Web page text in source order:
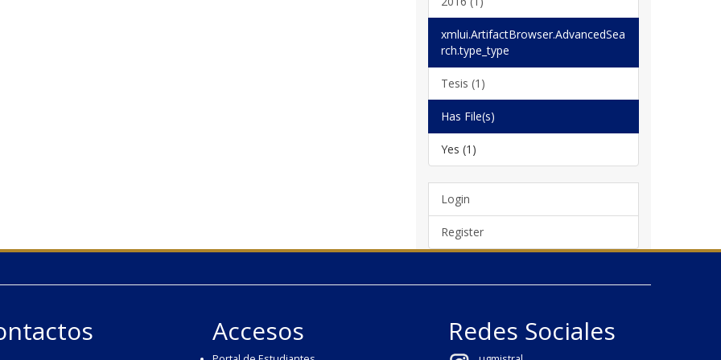
xmlui.ArtifactBrowser.AdvancedSea
rch.type_type
Tesis (1)
Has File(s)
Yes (1)
Login
Register
Accesos Redes Sociales